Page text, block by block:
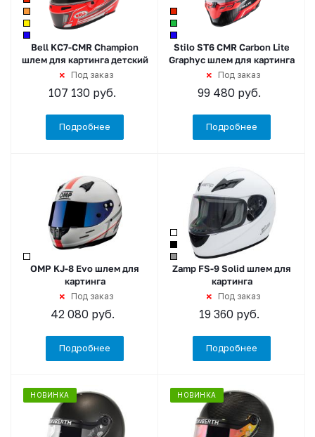
Bell KC7-CMR Champion
шлем для картинга детский
Под заказ
107 130 руб.
Подробнее
Stilo ST6 CMR Carbon Lite
Graphyc шлем для картинга
Под заказ
99 480 руб.
Подробнее
OMP KJ-8 Evo шлем для
картинга
Под заказ
42 080руб.
Подробнее
Zamp FS-9 Solid шлем для
картинга
Под заказ
19 360 руб.
Подробнее
НОВИНКА НОВИНКА